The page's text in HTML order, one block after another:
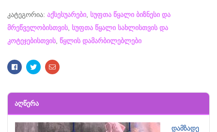
კატეგორია: აქსესუარები სუფთა წყალი ბიზნესი და
მრეწველობისთვის სუფთა წყალი სახლისთვის და
კოტეჯებისთვის წყლის დამარბილებლები
FacebookTwitterEmail
ᲐᲦᲬᲔᲠᲐ
დამზადე